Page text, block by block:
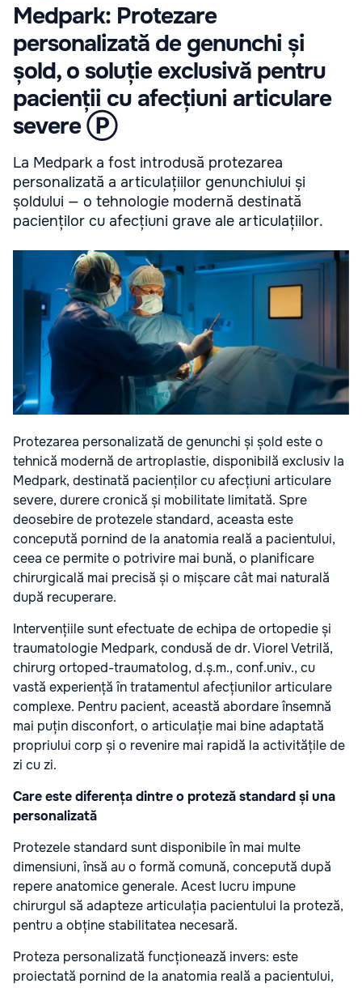
Medpark: Protezare
personalizată de genunchi și
șold, o soluție exclusivă pentru
pacienții cu afecțiuni articulare
severe Ⓟ
La Medpark a fost introdusă protezarea
personalizată a articulațiilor genunchiului și
șoldului — o tehnologie modernă destinată
pacienților cu afecțiuni grave ale articulațiilor.
Protezarea personalizată de genunchi și șold este o
tehnică modernă de artroplastie, disponibilă exclusiv la
Medpark, destinată pacienților cu afecțiuni articulare
severe, durere cronică și mobilitate limitată. Spre
deosebire de protezele standard, aceasta este
concepută pornind de la anatomia reală a pacientului,
ceea ce permite o potrivire mai bună, o planificare
chirurgicală mai precisă și o mișcare cât mai naturală
după recuperare.
Intervențiile sunt efectuate de echipa de ortopedie și
traumatologie Medpark, condusă de dr. Viorel Vetrilă,
chirurg ortoped-traumatolog, d.ș.m., conf.univ., cu
vastă experiență în tratamentul afecțiunilor articulare
complexe. Pentru pacient, această abordare însemnă
mai puțin disconfort, o articulație mai bine adaptată
propriului corp și o revenire mai rapidă la activitățile de
zi cu zi.
Care este diferența dintre o proteză standard și una
personalizată
Protezele standard sunt disponibile în mai multe
dimensiuni, însă au o formă comună, concepută după
repere anatomice generale. Acest lucru impune
chirurgul să adapteze articulația pacientului la proteză,
pentru a obține stabilitatea necesară.
Proteza personalizată funcționează invers: este
proiectată pornind de la anatomia reală a pacientului,